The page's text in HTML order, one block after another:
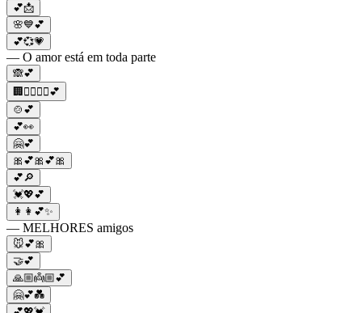
💕📩
🌸💙💕
💕💞💗
— O amor está em toda parte
🙈💕
🏢👩‍❤️‍💋‍👨💕
🍲💕
💕👀
🤗💕
🎀💕🎀💕🎀
💕🔎
💓💖💕
👩👩💕✨
— MELHORES amigos
🐭💕🎀
🤝💕
🙏🏼👼🏼💕
🤗💕💑